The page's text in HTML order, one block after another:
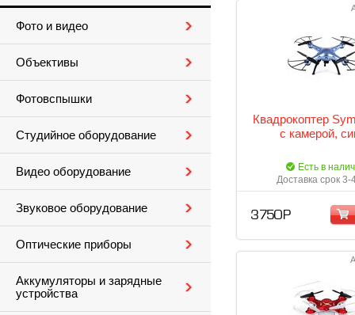
Фото и видео
Объективы
Фотовспышки
Студийное оборудование
Видео оборудование
Звуковое оборудование
Оптические приборы
Аккумуляторы и зарядные
устройства
Квадрокоптер
с камерой,
Есть в
Доставка срок 3-
3 750 Р